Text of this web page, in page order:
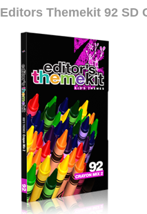
Editors Themekit 92 SD